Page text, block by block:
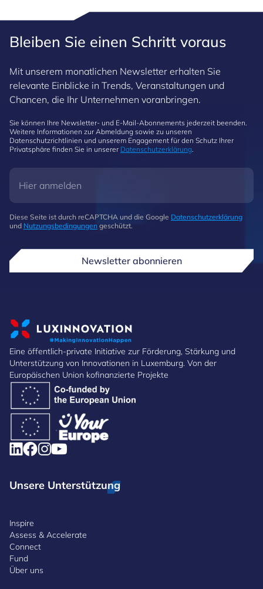
Bleiben Sie einen Schritt voraus
Mit unserem monatlichen Newsletter erhalten Sie
relevante Einblicke in Trends, Veranstaltungen und
Chancen, die Ihr Unternehmen voranbringen.
Sie können Ihre Newsletter- und E-Mail-Abonnements jederzeit beenden.
Weitere Informationen zur Abmeldung sowie zu unseren
Datenschutzrichtlinien und unserem Engagement für den Schutz Ihrer
Privatsphäre finden Sie in unserer Datenschutzerklärung.
Diese Seite ist durch reCAPTCHA und die Google Datenschutzerklärung
und Nutzungsbedingungen geschützt.
Newsletter abonnieren
Eine öffentlich-private Initiative zur Förderung, Stärkung und
Unterstützung von Innovationen in Luxemburg. Von der
Europäischen Union kofinanzierte Projekte
Unsere Unterstützung
Inspire
Assess & Accelerate
Connect
Fund
Über uns